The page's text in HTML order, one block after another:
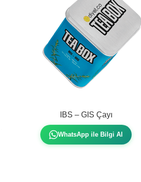
IBS – GIS Çayı
WhatsApp ile Bilgi Al